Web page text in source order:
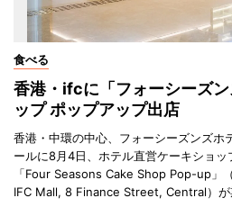
食べる
香港・ifcに「フォーシーズ
ップ ポップアップ出店
香港・中環の中心、フォーシーズンズホ
ールに8月4日、ホテル直営ケーキショ
「Four Seasons Cake Shop Pop-up」
IFC Mall, 8 Finance Street, Central）が